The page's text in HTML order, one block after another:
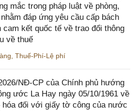
mắc trong pháp luật về phòng,
đáp ứng yêu cầu cấp bách
cam kết quốc tế về trao đổi thông
về thuế
Thuế-Phí-Lệ phí
NĐ-CP của Chính phủ hướng
ước La Hay ngày 05/10/1961 về
hóa đối với giấy tờ công của nước